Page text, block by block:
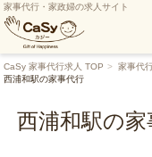
家事代行・家政婦の求人サイト
CaSy 家事代行求人 TOP 家事代
西浦和駅の家事代行
西浦和駅の